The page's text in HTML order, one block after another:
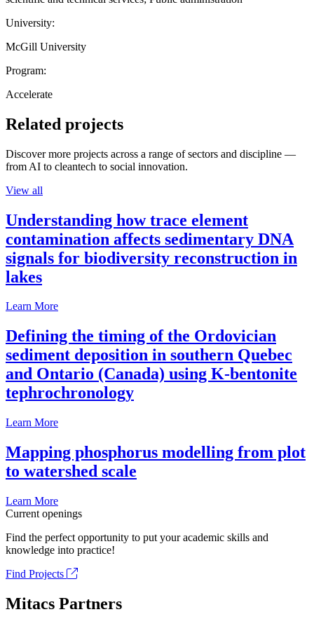
University:
McGill University
Program:
Accelerate
Related projects
Discover more projects across a range of sectors and discipline —
from AI to cleantech to social innovation.
View all
Understanding how trace element
contamination affects sedimentary DNA
signals for biodiversity reconstruction in
lakes
Learn More
Defining the timing of the Ordovician
sediment deposition in southern Quebec
and Ontario (Canada) using K-bentonite
tephrochronology
Learn More
Mapping phosphorus modelling from plot
to watershed scale
Learn More
Current openings
Find the perfect opportunity to put your academic skills and
knowledge into practice!
Find Projects
Mitacs Partners